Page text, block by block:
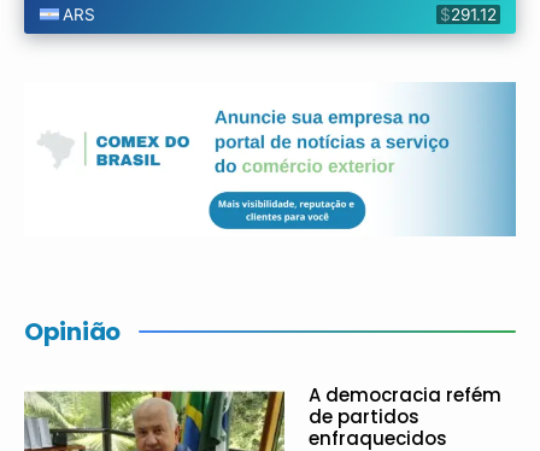
Opinião
A democracia refém
de partidos
enfraquecidos